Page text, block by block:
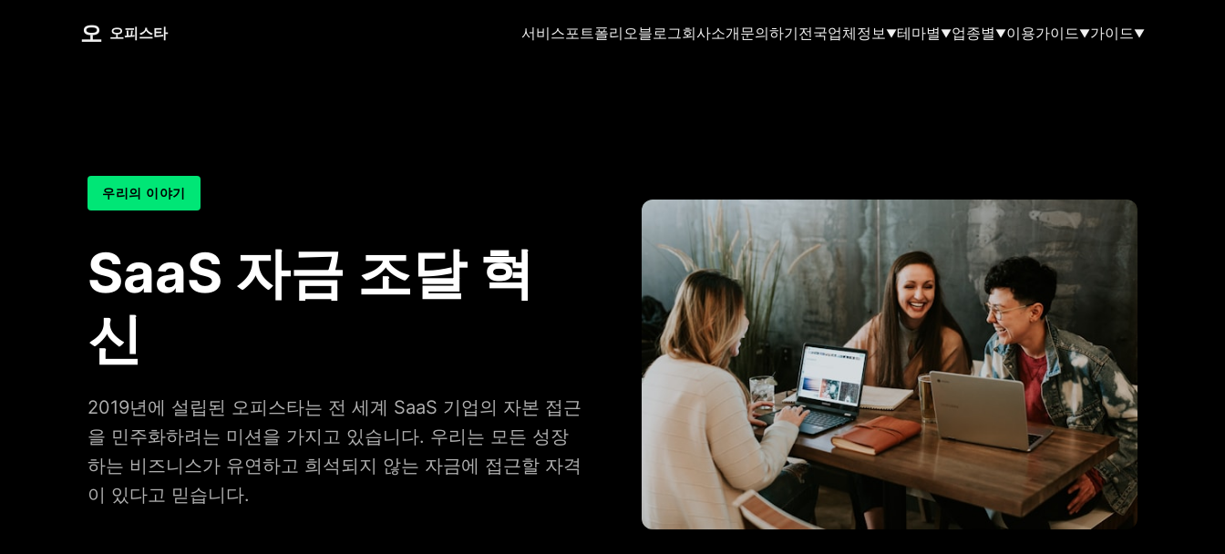
오 오피스타 서비스포트폴리오블로그회사소개문의하기전국업체정보▼테마별▼업종별▼이용가이드▼가이드▼
우리의 이야기
SaaS 자금 조달 혁
신
2019년에 설립된 오피스타는 전 세계 SaaS 기업의 자본 접근
을 민주화하려는 미션을 가지고 있습니다. 우리는 모든 성장
하는 비즈니스가 유연하고 희석되지 않는 자금에 접근할 자격
이 있다고 믿습니다.